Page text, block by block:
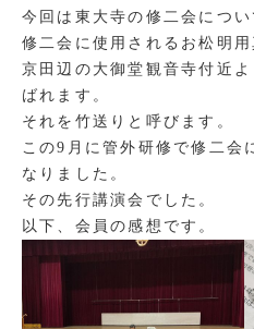
今回は東大寺の修二会につい
修二会に使用されるお松明用
京田辺の大御堂観音寺付近
ばれます。
それを竹送りと呼びます。
この9月に管外研修で修二会
なりました。
その先行講演会でした。
以下、会員の感想です。